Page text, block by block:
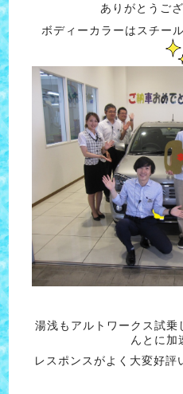
ありがとうご
ボディーカラーはスチー
湯浅もアルトワークス試乗
んとに加
レスポンスがよく大変好評